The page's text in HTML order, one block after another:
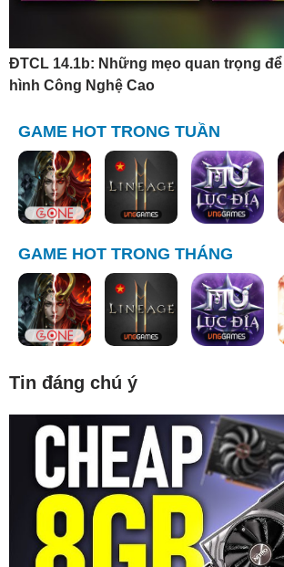
ĐTCL 14.1b: Những mẹo quan trọng
hình Công Nghệ Cao
GAME HOT TRONG TUẦN
GAME HOT TRONG THÁNG
Tin đáng chú ý